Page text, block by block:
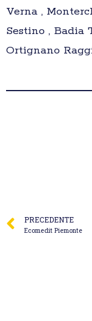
Verna ,
Sestino , Badia
Ortignano
PRECEDENTE
Ecomedit Piemonte